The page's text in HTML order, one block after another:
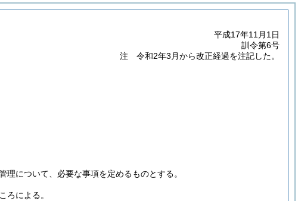
平成17年11月1日
訓令第6号
注 令和2年3月から改正経過を注記した。
について、必要な事項を定めるものとする。
ろによる。